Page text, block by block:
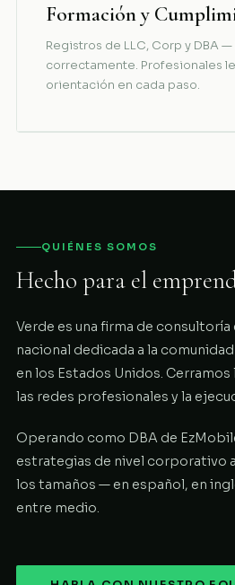
Formación y
Registros de LLC, Corp y DBA
correctamente. Profesionales
orientación en cada paso.
QUIÉNES SOMOS
Hecho para el
Verde es una firma de consultoría
nacional dedicada a la
en los Estados Unidos.
las redes profesionales y la
Operando como DBA de
estrategias de nivel corporativo
los tamaños — en español, en
entre medio.